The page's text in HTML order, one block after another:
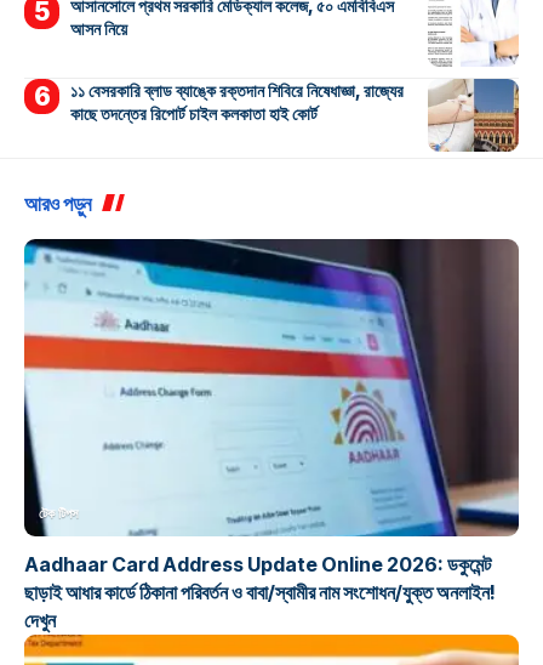
আসানসোলে প্রথম সরকারি মেডিক্যাল কলেজ, ৫০ এমবিবিএস
আসন নিয়ে
১১ বেসরকারি ব্লাড ব্যাঙ্কে রক্তদান শিবিরে নিষেধাজ্ঞা, রাজ্যের
কাছে তদন্তের রিপোর্ট চাইল কলকাতা হাই কোর্ট
আরও পড়ুন
টেক টিপস
Aadhaar Card Address Update Online 2026: ডকুমেন্ট
ছাড়াই আধার কার্ডে ঠিকানা পরিবর্তন ও বাবা/স্বামীর নাম সংশোধন/যুক্ত অনলাইন!
দেখুন